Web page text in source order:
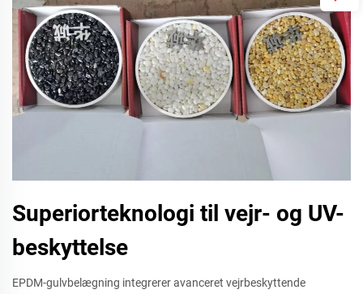
Superiorteknologi til vejr- og UV-
beskyttelse
EPDM-gulvbelægning integrerer avanceret vejrbeskyttende